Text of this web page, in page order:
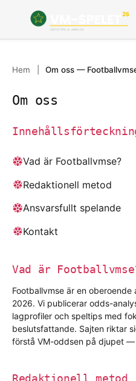
ODDS OCH SPEL
ORDLISTA
Hem Om oss —
Om oss
Vad är Footballvmse?
Redaktionell metod
Ansvarsfullt spelande
Kontakt
Vad är
Footballvmse är en
2026. Vi publicerar odds-
lagprofiler och speltips med
beslutsfattande. Sajten riktar
förstå VM-oddsen på djupet —
Redaktionell metod